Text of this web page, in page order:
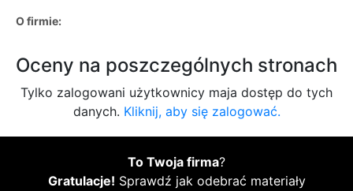
O firmie:
Oceny na poszczególnych stronach
Tylko zalogowani użytkownicy maja dostęp do tych
danych. Kliknij, aby się zalogować.
To Twoja firma?
Gratulacje! Sprawdź jak odebrać materiały